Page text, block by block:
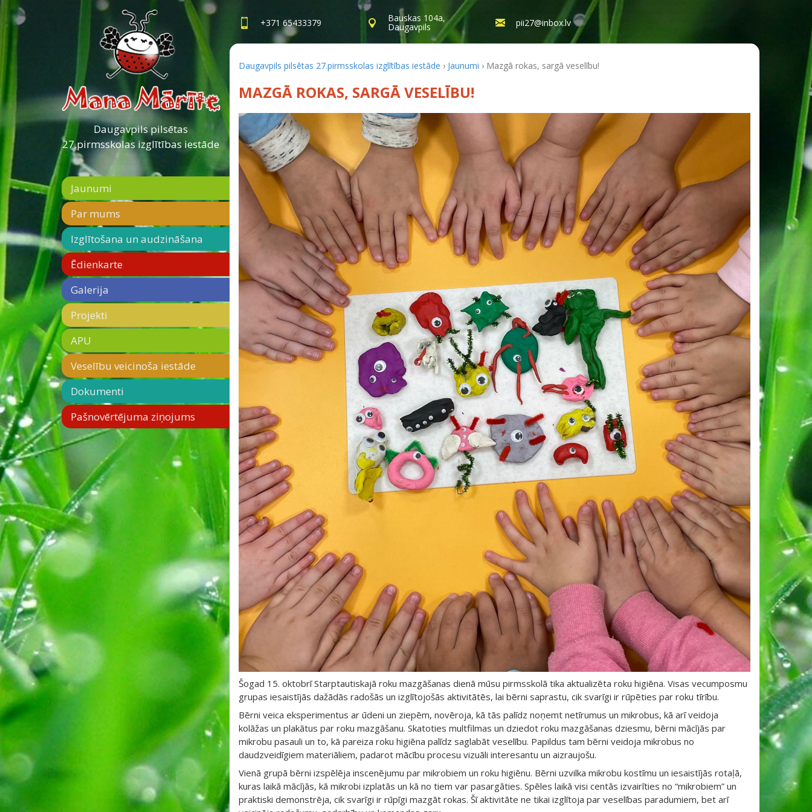
Daugavpils pilsētas
27.pirmsskolas izglītības iestāde
+371 65433379 Bauskas 104a,
Daugavpils pii27@inbox.lv
Jaunumi
Par mums
Izglītošana un audzināšana
Ēdienkarte
Galerija
Projekti
APU
Veselību veicinoša iestāde
Dokumenti
Pašnovērtējuma ziņojums
Daugavpils pilsētas 27.pirmsskolas izglītības iestāde › Jaunumi › Mazgā rokas, sargā veselību!
MAZGĀ ROKAS, SARGĀ VESELĪBU!
Šogad 15. oktobrī Starptautiskajā roku mazgāšanas dienā mūsu pirmsskolā tika aktualizēta roku higiēna. Visas vecumposmu
grupas iesaistījās dažādās radošās un izglītojošās aktivitātēs, lai bērni saprastu, cik svarīgi ir rūpēties par roku tīrību.
Bērni veica eksperimentus ar ūdeni un ziepēm, novēroja, kā tās palīdz noņemt netīrumus un mikrobus, kā arī veidoja
kolāžas un plakātus par roku mazgāšanu. Skatoties multfilmas un dziedot roku mazgāšanas dziesmu, bērni mācījās par
mikrobu pasauli un to, kā pareiza roku higiēna palīdz saglabāt veselību. Papildus tam bērni veidoja mikrobus no
daudzveidīgiem materiāliem, padarot mācību procesu vizuāli interesantu un aizraujošu.
Vienā grupā bērni izspēlēja inscenējumu par mikrobiem un roku higiēnu. Bērni uzvilka mikrobu kostīmu un iesaistījās rotaļā,
kuras laikā mācījās, kā mikrobi izplatās un kā no tiem var pasargāties. Spēles laikā visi centās izvairīties no “mikrobiem” un
praktiski demonstrēja, cik svarīgi ir rūpīgi mazgāt rokas. Šī aktivitāte ne tikai izglītoja par veselības paradumiem, bet arī